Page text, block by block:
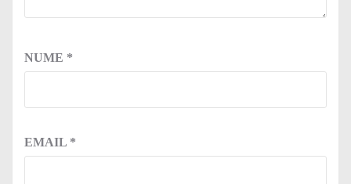
NUME *
EMAIL *